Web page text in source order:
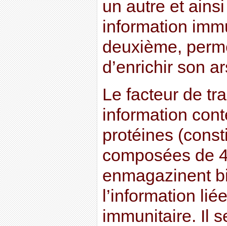
un autre et
information
deuxième,
d’enrichir son
Le facteur de
information
protéines
composées de
enmagazinent
l’information
immunitaire. Il